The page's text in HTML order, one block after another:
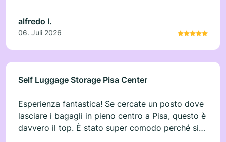
alfredo l.
06. Juli 2026
Self Luggage Storage Pisa Center
Esperienza fantastica! Se cercate un posto dove
lasciare i bagagli in pieno centro a Pisa, questo è
davvero il top. È stato super comodo perché si